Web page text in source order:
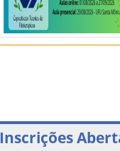
Inscrições